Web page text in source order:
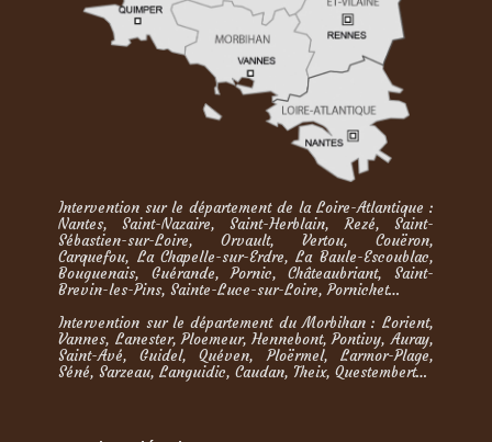
Intervention sur le département de la Loire-Atlantique :
Nantes, Saint-Nazaire, Saint-Herblain, Rezé, Saint-
Sébastien-sur-Loire, Orvault, Vertou, Couëron,
Carquefou, La Chapelle-sur-Erdre, La Baule-Escoublac,
Bouguenais, Guérande, Pornic, Châteaubriant, Saint-
Brevin-les-Pins, Sainte-Luce-sur-Loire, Pornichet…
Intervention sur le département du Morbihan : Lorient,
Vannes, Lanester, Ploemeur, Hennebont, Pontivy, Auray,
Saint-Avé, Guidel, Quéven, Ploërmel, Larmor-Plage,
Séné, Sarzeau, Languidic, Caudan, Theix, Questembert…